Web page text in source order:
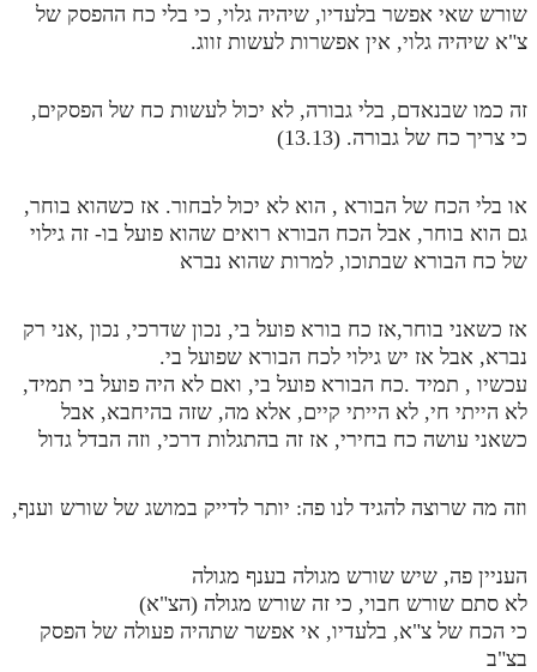
שורש שאי אפשר בלעדיו, שיהיה גלוי, כי בלי כח ההפסק של
צ"א שיהיה גלוי, אין אפשרות לעשות זווג.
זה כמו שבנאדם, בלי גבורה, לא יכול לעשות כח של הפסקים,
כי צריך כח של גבורה. (13.13)
או בלי הכח של הבורא , הוא לא יכול לבחור. אז כשהוא בוחר,
גם הוא בוחר, אבל הכח הבורא רואים שהוא פועל בו- זה גילוי
של כח הבורא שבתוכו, למרות שהוא נברא
אז כשאני בוחר,אז כח בורא פועל בי, נכון שדרכי, נכון ,אני רק
נברא, אבל אז יש גילוי לכח הבורא שפועל בי.
עכשיו , תמיד .כח הבורא פועל בי, ואם לא היה פועל בי תמיד,
לא הייתי חי, לא הייתי קיים, אלא מה, שזה בהיחבא, אבל
כשאני עושה כח בחירי, אז זה בהתגלות דרכי, וזה הבדל גדול
וזה מה שרוצה להגיד לנו פה: יותר לדייק במושג של שורש וענף,
העניין פה, שיש שורש מגולה בענף מגולה
לא סתם שורש חבוי, כי זה שורש מגולה (הצ"א)
כי הכח של צ"א, בלעדיו, אי אפשר שתהיה פעולה של הפסק
בצ"ב